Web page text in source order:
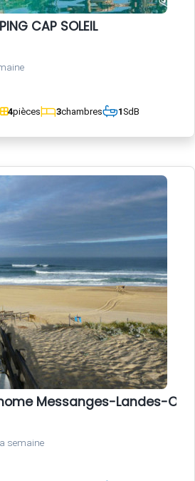
CAP SOLEIL
4pièces 3chambres 1SdB
Messanges-Landes-
semaine